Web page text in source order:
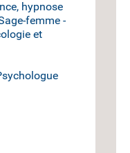
hypnose
femme -
et